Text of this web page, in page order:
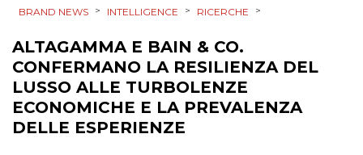
BRAND NEWS > INTELLIGENCE > RICERCHE >
ALTAGAMMA E BAIN & CO.
CONFERMANO LA RESILIENZA DEL
LUSSO ALLE TURBOLENZE
ECONOMICHE E LA PREVALENZA
DELLE ESPERIENZE